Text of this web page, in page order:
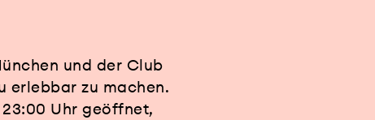
und der Club
erlebbar zu machen.
Uhr geöffnet,